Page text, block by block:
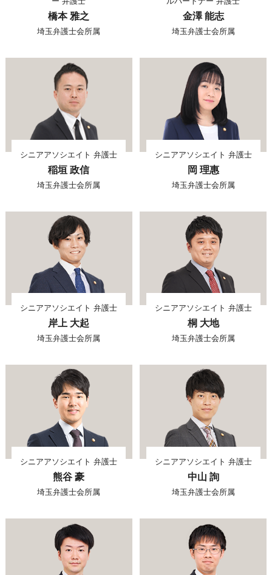
橋本 雅之
埼玉弁護士会所属
金澤 能志
埼玉弁護士会所属
シニアアソシエイト 弁護士
稲垣 政信
埼玉弁護士会所属
シニアアソシエイト 弁護士
岡 理惠
埼玉弁護士会所属
シニアアソシエイト 弁護士
岸上 大起
埼玉弁護士会所属
シニアアソシエイト 弁護士
桐 大地
埼玉弁護士会所属
シニアアソシエイト 弁護士
熊谷 豪
埼玉弁護士会所属
シニアアソシエイト 弁護士
中山 詢
埼玉弁護士会所属